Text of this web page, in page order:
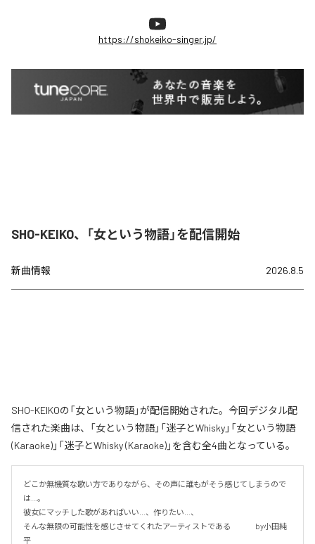
https://shokeiko-singer.jp/
SHO-KEIKO、「女という物語」を配信開始
新曲情報 2026.8.5
SHO-KEIKOの「女という物語」が配信開始された。今回デジタル配
信された楽曲は、「女という物語」「迷子とWhisky」「女という物語
(Karaoke)」「迷子とWhisky (Karaoke)」を含む全4曲となっている。
どこか無機質な歌い方でありながら、その声に誰もがそう感じてしまうので
は…。
彼女にマッチした歌があればいい…、作りたい…、
そんな無限の可能性を感じさせてくれたアーティストである 　　　by小田純
平